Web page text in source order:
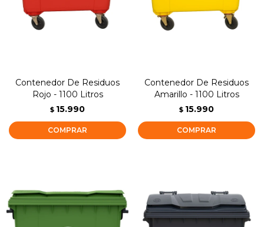
Contenedor De Residuos
Rojo - 1100 Litros
$ 15.990
Contenedor De Residuos
Amarillo - 1100 Litros
$ 15.990